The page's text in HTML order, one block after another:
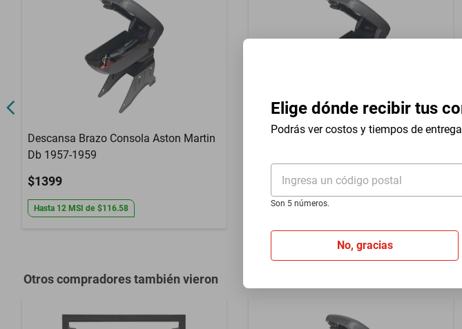
Elige dónde recibir tus
Podrás ver costos y tiempos de
Ingresa un código postal
Son 5 números.
No, gracias
Descansa Brazo Consola Aston Martin
Db 1957-1959
$1399
Hasta 12 MSI de $116.58
Descansa Brazo Consola Alfa Romeo
$1399
Hasta12 MSIde $116.58
Otros compradores también vieron